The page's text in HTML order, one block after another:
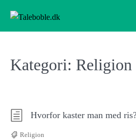
contentTaleboble.dk
Kategori: Religion
Hvorfor kaster man med
Religion